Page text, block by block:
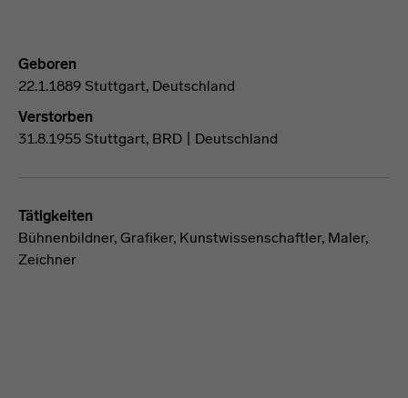
Geboren
22.1.1889 Stuttgart, Deutschland
Verstorben
31.8.1955 Stuttgart, BRD | Deutschland
Tätigkeiten
Bühnenbildner, Grafiker, Kunstwissenschaftler, Maler,
Zeichner